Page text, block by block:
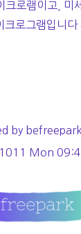
크로램이고, 미
크로그램입니
by befreepark
Mon